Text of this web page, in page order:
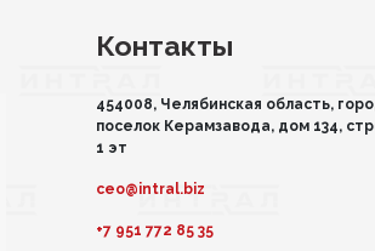
Контакты
454008, Челябинская область,
поселок Керамзавода, дом 134,
1 эт
ceo@intral.biz
+7 951 772 85 35